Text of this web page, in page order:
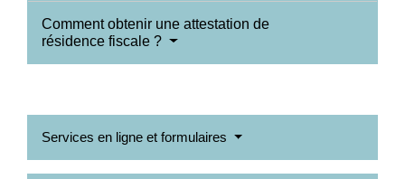
Comment obtenir une attestation de
résidence fiscale ?
Services en ligne et formulaires